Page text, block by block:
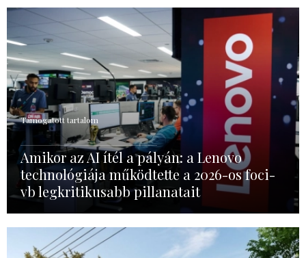
Támogatott tartalom
Amikor az AI ítél a pályán: a Lenovo
technológiája működtette a 2026-os foci-
vb legkritikusabb pillanatait